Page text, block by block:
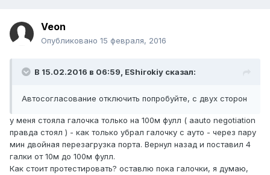
Veon
Опубликовано 15 февраля, 2016
В 15.02.2016 в 06:59, EShirokiy сказал:
Автосогласование отключить попробуйте, с двух сторон
у меня стояла галочка только на 100м фулл ( аauto negotiation
правда стоял ) - как только убрал галочку с ауто - через пару
мин двойная перезагрузка порта. Вернул назад и поставил 4
галки от 10м до 100м фулл.
Как стоит протестировать? оставлю пока галочки, я думаю,